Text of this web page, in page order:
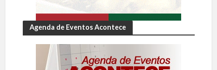
Agenda de Eventos Acontece